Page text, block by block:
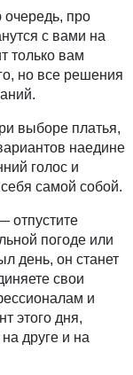
про
с вами на
только вам
но все решения
выборе платья,
наедине
голос и
самой собой.
отпустите
погоде или
день, он станет
свои
и
этого дня,
друге и на